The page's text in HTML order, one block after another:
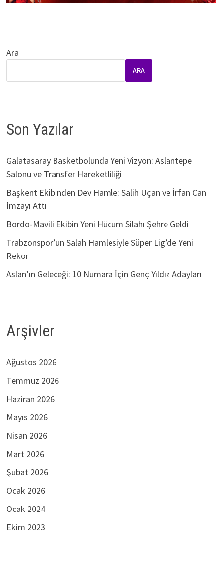
Ara
ARA
Son Yazılar
Galatasaray Basketbolunda Yeni Vizyon: Aslantepe
Salonu ve Transfer Hareketliliği
Başkent Ekibinden Dev Hamle: Salih Uçan ve İrfan Can
İmzayı Attı
Bordo-Mavili Ekibin Yeni Hücum Silahı Şehre Geldi
Trabzonspor’un Salah Hamlesiyle Süper Lig’de Yeni
Rekor
Aslan’ın Geleceği: 10 Numara İçin Genç Yıldız Adayları
Arşivler
Ağustos 2026
Temmuz 2026
Haziran 2026
Mayıs 2026
Nisan 2026
Mart 2026
Şubat 2026
Ocak 2026
Ocak 2024
Ekim 2023